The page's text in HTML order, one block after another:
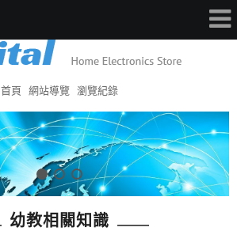
首頁 網站導覽 瀏覽紀錄
幼教相關知識